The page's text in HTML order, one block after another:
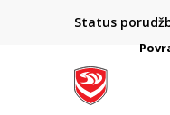
Status